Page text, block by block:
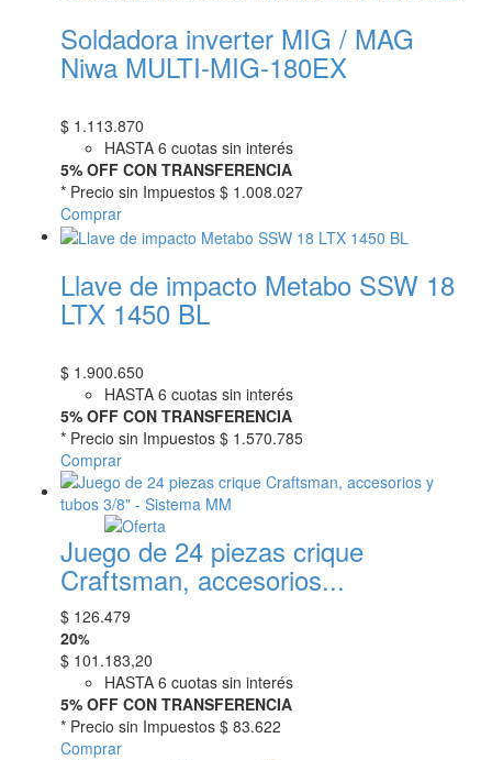
Soldadora inverter MIG / MAG
Niwa MULTI-MIG-180EX
$ 1.113.870
HASTA 6 cuotas sin interés
5% OFF CON TRANSFERENCIA
* Precio sin Impuestos $ 1.008.027
Comprar
Llave de impacto Metabo SSW 18
LTX 1450 BL
$ 1.900.650
HASTA 6 cuotas sin interés
5% OFF CON TRANSFERENCIA
* Precio sin Impuestos $ 1.570.785
Comprar
Juego de 24 piezas crique
Craftsman, accesorios...
$ 126.479
20%
$ 101.183,20
HASTA 6 cuotas sin interés
5% OFF CON TRANSFERENCIA
* Precio sin Impuestos $ 83.622
Comprar